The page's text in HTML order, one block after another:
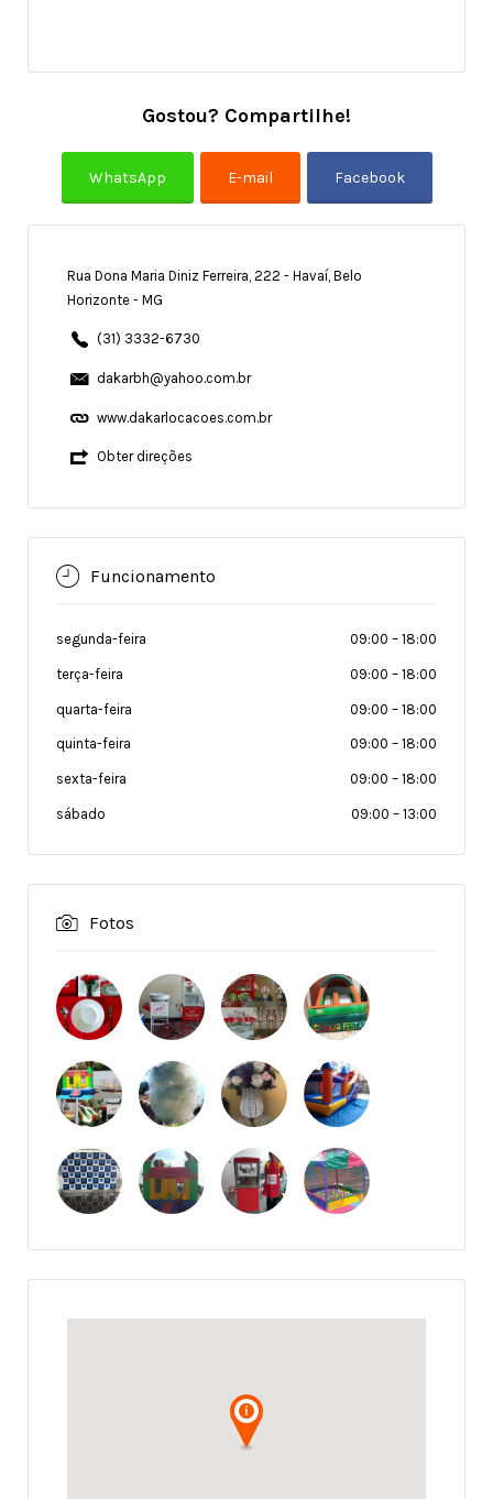
Gostou? Compartilhe!
Rua Dona Maria Diniz Ferreira, 222 - Havaí, Belo
Horizonte - MG
(31) 3332-6730
dakarbh@yahoo.com.br
www.dakarlocacoes.com.br
Obter direções
Funcionamento
segunda-feira 09:00 – 18:00
terça-feira 09:00 – 18:00
quarta-feira 09:00 – 18:00
quinta-feira 09:00 – 18:00
sexta-feira 09:00 – 18:00
sábado 09:00 – 13:00
Fotos